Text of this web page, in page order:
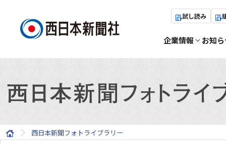
試し読み
企業情報 お知
西日本新聞フォトライブラリー